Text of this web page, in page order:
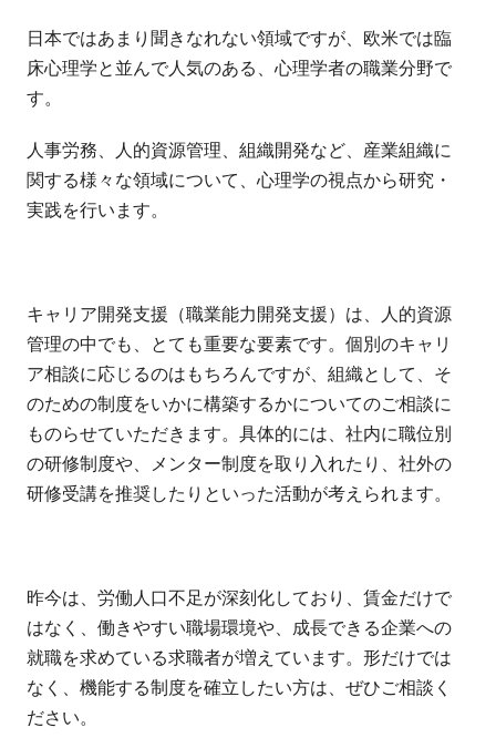
日本ではあまり聞きなれない領域ですが、欧米では臨
床心理学と並んで人気のある、心理学者の職業分野で
す。
人事労務、人的資源管理、組織開発など、産業組織に
関する様々な領域について、心理学の視点から研究・
実践を行います。
キャリア開発支援（職業能力開発支援）は、人的資源
管理の中でも、とても重要な要素です。個別のキャリ
ア相談に応じるのはもちろんですが、組織として、そ
のための制度をいかに構築するかについてのご相談に
ものらせていただきます。具体的には、社内に職位別
の研修制度や、メンター制度を取り入れたり、社外の
研修受講を推奨したりといった活動が考えられます。
昨今は、労働人口不足が深刻化しており、賃金だけで
はなく、働きやすい職場環境や、成長できる企業への
就職を求めている求職者が増えています。形だけでは
なく、機能する制度を確立したい方は、ぜひご相談く
ださい。